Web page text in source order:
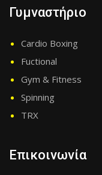
Γυμναστήριο
Cardio Boxing
Fuctional
Gym & Fitness
Spinning
TRX
Επικοινωνία